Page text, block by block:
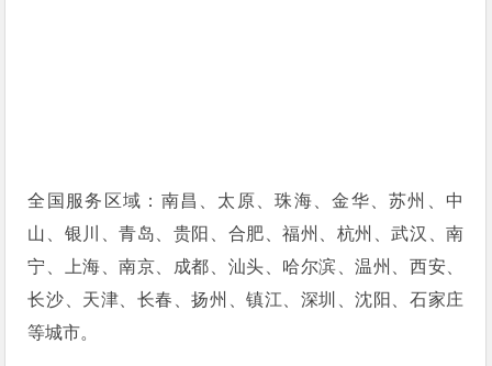
全国服务区域：南昌、太原、珠海、金华、苏州、中
山、银川、青岛、贵阳、合肥、福州、杭州、武汉、南
宁、上海、南京、成都、汕头、哈尔滨、温州、西安、
长沙、天津、长春、扬州、镇江、深圳、沈阳、石家庄
等城市。